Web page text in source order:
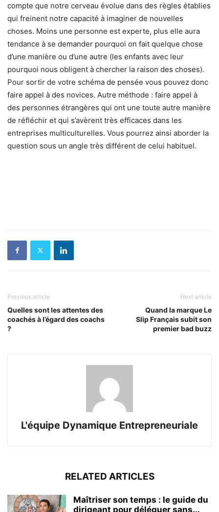
compte que notre cerveau évolue dans des règles établies
qui freinent notre capacité à imaginer de nouvelles
choses. Moins une personne est experte, plus elle aura
tendance à se demander pourquoi on fait quelque chose
d’une manière ou d’une autre (les enfants avec leur
pourquoi nous obligent à chercher la raison des choses).
Pour sortir de votre schéma de pensée vous pouvez donc
faire appel à des novices. Autre méthode : faire appel à
des personnes étrangères qui ont une toute autre manière
de réfléchir et qui s’avèrent très efficaces dans les
entreprises multiculturelles. Vous pourrez ainsi aborder la
question sous un angle très différent de celui habituel.
Previous article
Quelles sont les attentes des
coachés à l’égard des coachs
?
Next article
Quand la marque Le
Slip Français subit son
premier bad buzz
L'équipe Dynamique Entrepreneuriale
RELATED ARTICLES
Maîtriser son temps : le guide du
dirigeant pour déléguer sans...